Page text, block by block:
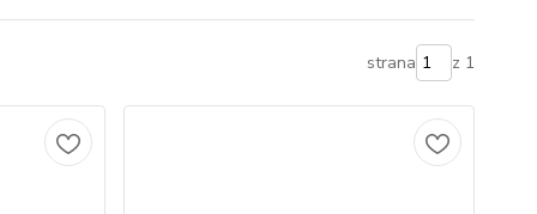
strana z 1